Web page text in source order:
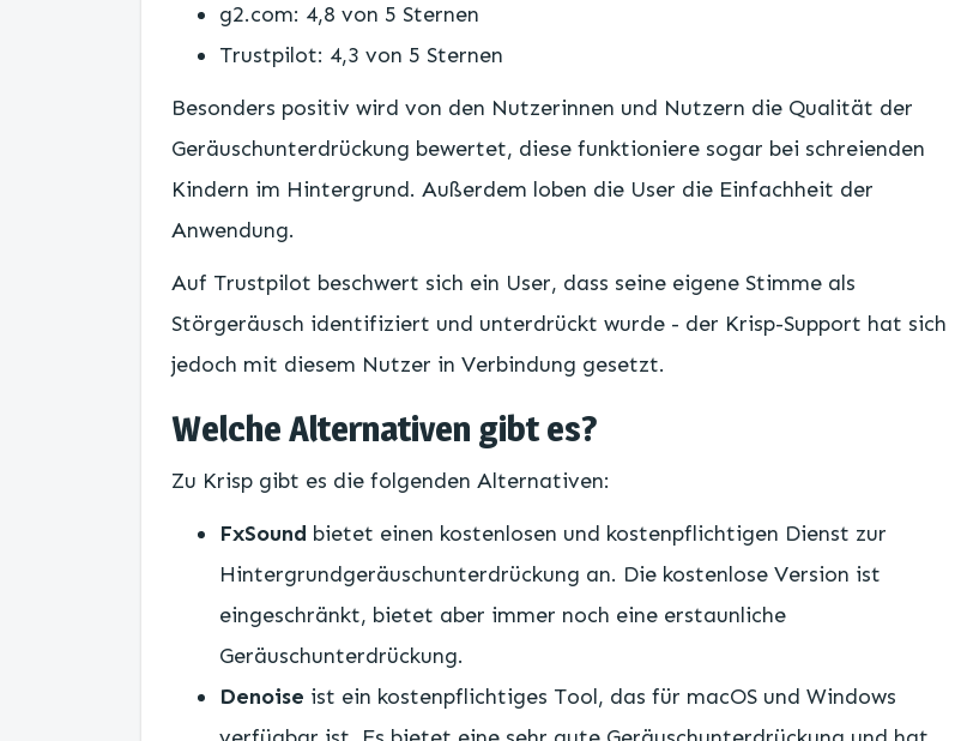
g2.com: 4,8 von 5 Sternen
Trustpilot: 4,3 von 5 Sternen
Besonders positiv wird von den Nutzerinnen und Nutzern die Qualität der
Geräuschunterdrückung bewertet, diese funktioniere sogar bei schreienden
Kindern im Hintergrund. Außerdem loben die User die Einfachheit der
Anwendung.
Auf Trustpilot beschwert sich ein User, dass seine eigene Stimme als
Störgeräusch identifiziert und unterdrückt wurde - der Krisp-Support hat sich
jedoch mit diesem Nutzer in Verbindung gesetzt.
Welche Alternativen gibt es?
Zu Krisp gibt es die folgenden Alternativen:
FxSound bietet einen kostenlosen und kostenpflichtigen Dienst zur
Hintergrundgeräuschunterdrückung an. Die kostenlose Version ist
eingeschränkt, bietet aber immer noch eine erstaunliche
Geräuschunterdrückung.
Denoise ist ein kostenpflichtiges Tool, das für macOS und Windows